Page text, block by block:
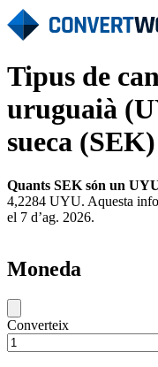
Tipus de
uruguaià
sueca (SEK)
Quants SEK són un
4,2284 UYU. Aquesta
el 7 d’ag. 2026.
Moneda
Converteix